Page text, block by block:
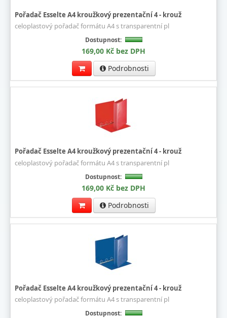
Pořadač Esselte A4 kroužkový prezentační 4 - krouž
celoplastový pořadač formátu A4 s transparentní pl
Dostupnost:
169,00 Kč bez DPH
Podrobnosti
Pořadač Esselte A4 kroužkový prezentační 4 - krouž
celoplastový pořadač formátu A4 s transparentní pl
Dostupnost:
169,00 Kč bez DPH
Podrobnosti
Pořadač Esselte A4 kroužkový prezentační 4 - krouž
celoplastový pořadač formátu A4 s transparentní pl
Dostupnost: